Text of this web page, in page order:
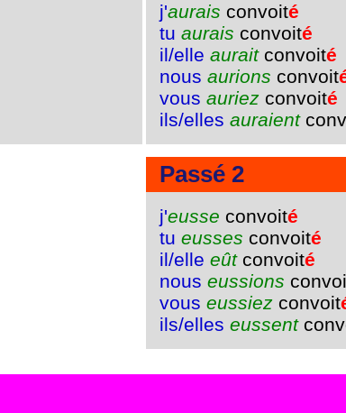
j'aurais convoité
tu aurais convoité
il/elle auraitconvoité
nous aurions convoit
vous auriez convoité
ils/elles auraient
Passé 2
j'eusse convoité
tu eusses convoité
il/elle eûtconvoité
nous eussions
vous eussiez convoit
ils/elles eussent